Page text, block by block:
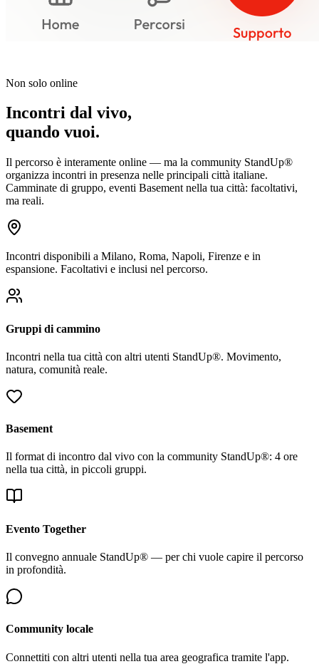
Non solo online
Incontri dal vivo,
quando vuoi.
Il percorso è interamente online — ma la community StandUp®
organizza incontri in presenza nelle principali città italiane.
Camminate di gruppo, eventi Basement nella tua città: facoltativi,
ma reali.
Incontri disponibili a Milano, Roma, Napoli, Firenze e in
espansione. Facoltativi e inclusi nel percorso.
Gruppi di cammino
Incontri nella tua città con altri utenti StandUp®. Movimento,
natura, comunità reale.
Basement
Il format di incontro dal vivo con la community StandUp®: 4 ore
nella tua città, in piccoli gruppi.
Evento Together
Il convegno annuale StandUp® — per chi vuole capire il percorso
in profondità.
Community locale
Connettiti con altri utenti nella tua area geografica tramite l'app.